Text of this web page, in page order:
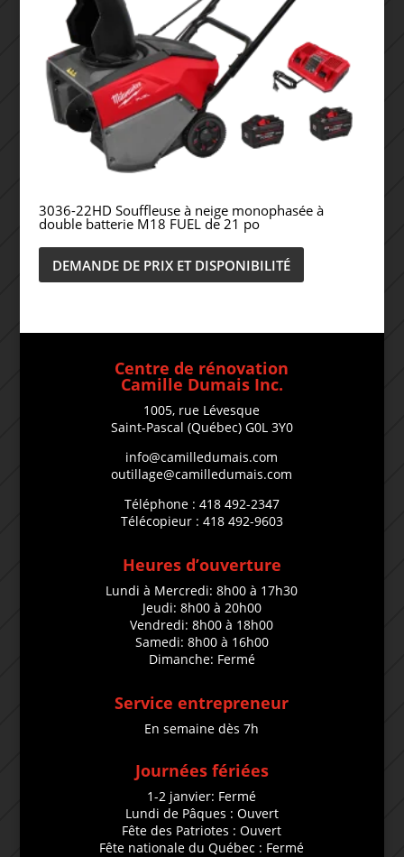
3036-22HD Souffleuse à neige monophasée à
double batterie M18 FUEL de 21 po
DEMANDE DE PRIX ET DISPONIBILITÉ
Centre de rénovation
Camille Dumais Inc.
1005, rue Lévesque
Saint-Pascal (Québec) G0L 3Y0
info@camilledumais.com
outillage@camilledumais.com
Téléphone : 418 492-2347
Télécopieur : 418 492-9603
Heures d’ouverture
Lundi à Mercredi: 8h00 à 17h30
Jeudi: 8h00 à 20h00
Vendredi: 8h00 à 18h00
Samedi: 8h00 à 16h00
Dimanche: Fermé
Service entrepreneur
En semaine dès 7h
Journées fériées
1-2 janvier: Fermé
Lundi de Pâques : Ouvert
Fête des Patriotes : Ouvert
Fête nationale du Québec : Fermé